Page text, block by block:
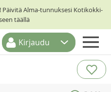
Alma-tunnuksesi Kotikokki-
täällä
Kirjaudu